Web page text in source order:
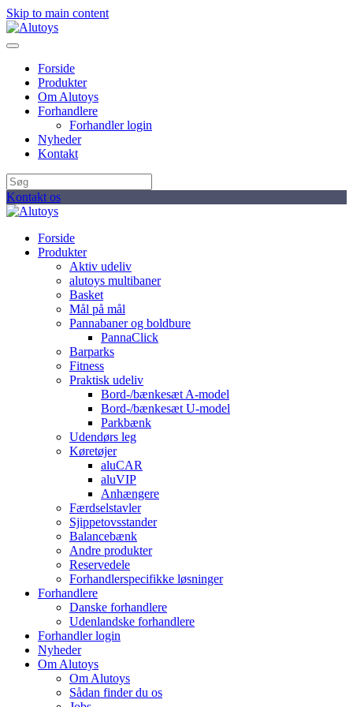
Skip to main content
Forside
Produkter
Om Alutoys
Forhandlere
Forhandler login
Nyheder
Kontakt
Kontakt os
Forside
Produkter
Aktiv udeliv
alutoys multibaner
Basket
Mål på mål
Pannabaner og boldbure
PannaClick
Barparks
Fitness
Praktisk udeliv
Bord-/bænkesæt A-model
Bord-/bænkesæt U-model
Parkbænk
Udendørs leg
Køretøjer
aluCAR
aluVIP
Anhængere
Færdselstavler
Sjippetovsstander
Balancebænk
Andre produkter
Reservedele
Forhandlerspecifikke løsninger
Forhandlere
Danske forhandlere
Udenlandske forhandlere
Forhandler login
Nyheder
Om Alutoys
Om Alutoys
Sådan finder du os